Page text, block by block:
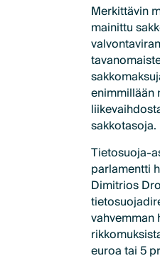
Merkittävin
mainittu
enimmillään
sakkotasoja.
Tietosuoja-
parlamentti
Dimitrios
euroa tai 5